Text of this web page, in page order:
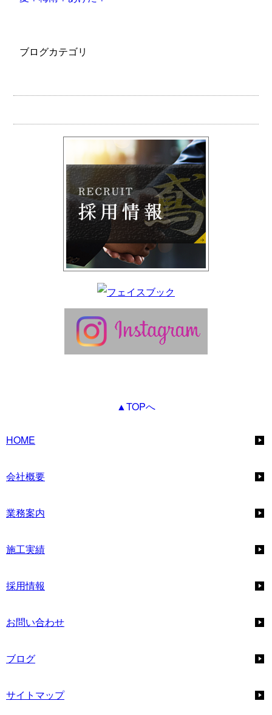
ブログカテゴリ
▲TOPへ
HOME
会社概要
業務案内
施工実績
採用情報
お問い合わせ
ブログ
サイトマップ